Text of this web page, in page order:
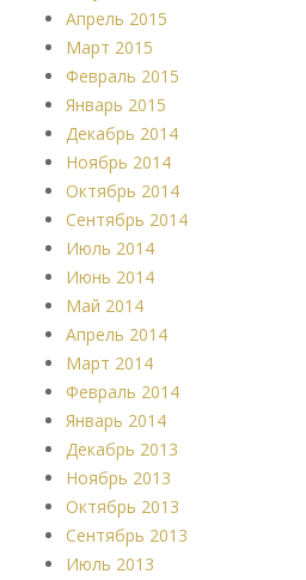
Апрель 2015
Март 2015
Февраль 2015
Январь 2015
Декабрь 2014
Ноябрь 2014
Октябрь 2014
Сентябрь 2014
Июль 2014
Июнь 2014
Май 2014
Апрель 2014
Март 2014
Февраль 2014
Январь 2014
Декабрь 2013
Ноябрь 2013
Октябрь 2013
Сентябрь 2013
Июль 2013